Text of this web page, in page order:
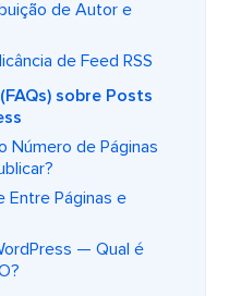
de Autor e
de Feed RSS
sobre Posts
Número de Páginas
Entre Páginas e
— Qual é